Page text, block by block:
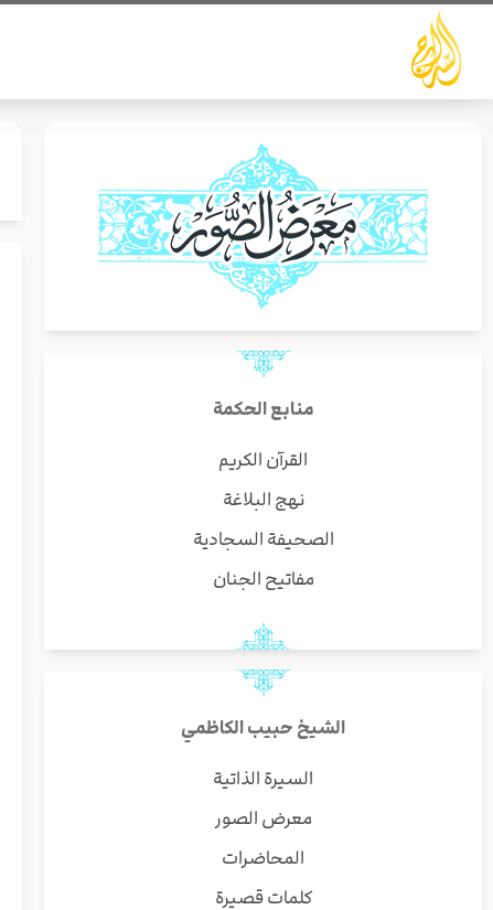
تخطي
المحتوى
منابع الحكمة
القرآن الكريم
نهج البلاغة
الصحيفة السجادية
مفاتيح الجنان
الشيخ حبيب الكاظمي
السيرة الذاتية
معرض الصور
المحاضرات
كلمات قصيرة